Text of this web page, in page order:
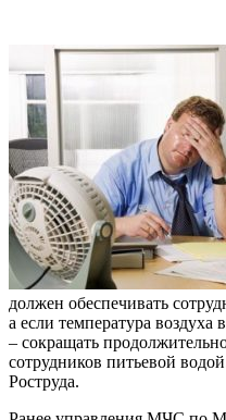
должен обеспечивать
а если температура
– сокращать
сотрудников питьевой
Роструда.